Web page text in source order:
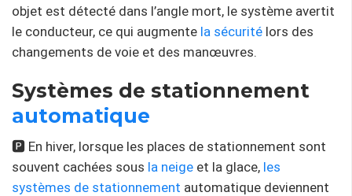
objet est détecté dans l’angle mort, le système avertit
le conducteur, ce qui augmente la sécurité lors des
changements de voie et des manœuvres.
Systèmes de stationnement
automatique
🅿️ En hiver, lorsque les places de stationnement sont
souvent cachées sous la neige et la glace, les
systèmes de stationnement automatique deviennent